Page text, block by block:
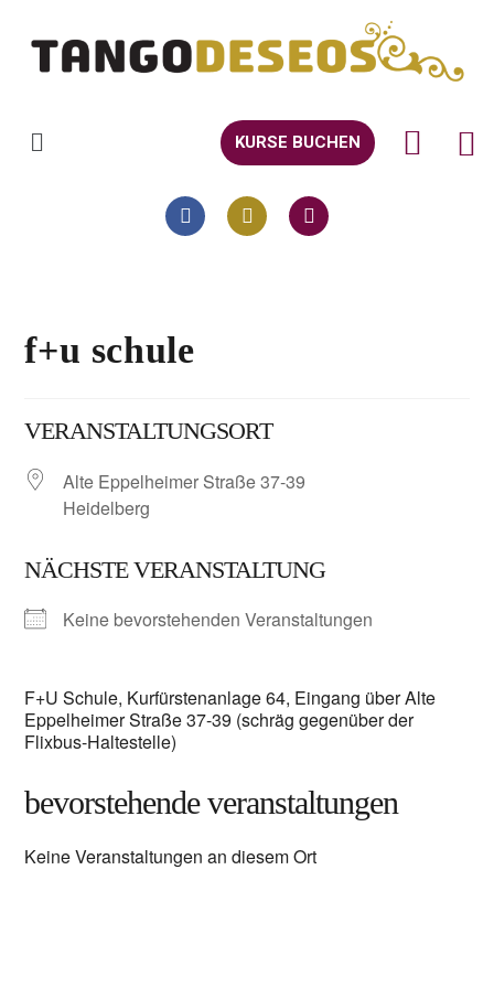
KURSE BUCHEN
f+u schule
VERANSTALTUNGSORT
Alte Eppelheimer Straße 37-39
Heidelberg
NÄCHSTE VERANSTALTUNG
Keine bevorstehenden Veranstaltungen
F+U Schule, Kurfürstenanlage 64, Eingang über Alte
Eppelheimer Straße 37-39 (schräg gegenüber der
Flixbus-Haltestelle)
bevorstehende veranstaltungen
Keine Veranstaltungen an diesem Ort